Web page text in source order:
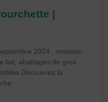
|
2024 : moisson
lait, abattages de gros
Découvrez la